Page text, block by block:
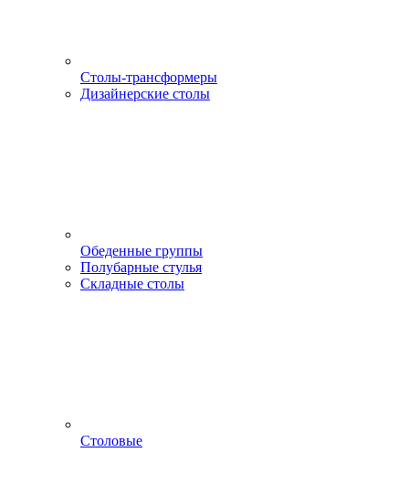
Столы-трансформеры
Дизайнерские столы
Обеденные группы
Полубарные стулья
Складные столы
Столовые